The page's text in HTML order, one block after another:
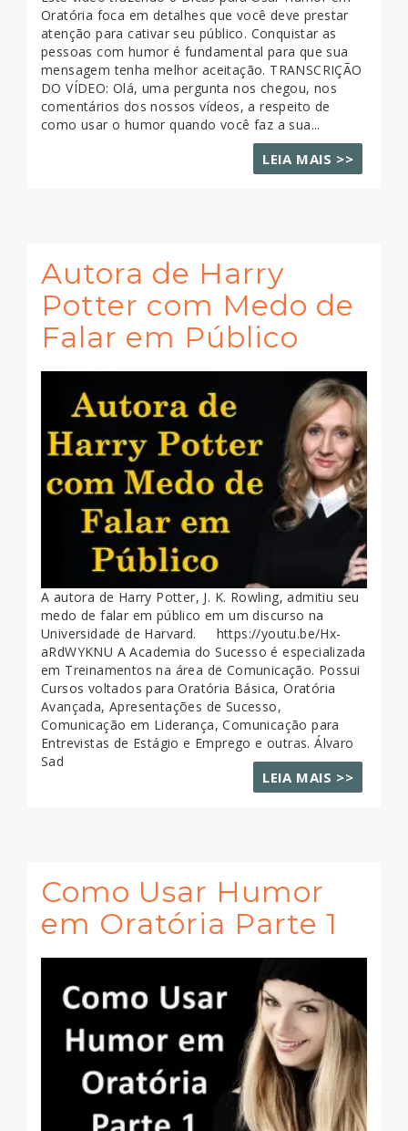
Oratória foca em detalhes que você deve prestar
atenção para cativar seu público. Conquistar as
pessoas com humor é fundamental para que sua
mensagem tenha melhor aceitação. TRANSCRIÇÃO
DO VÍDEO: Olá, uma pergunta nos chegou, nos
comentários dos nossos vídeos, a respeito de
como usar o humor quando você faz a sua...
LEIA MAIS >>
Autora de Harry
Potter com Medo de
Falar em Público
A autora de Harry Potter, J. K. Rowling, admitiu seu
medo de falar em público em um discurso na
Universidade de Harvard. https://youtu.be/Hx-
aRdWYKNU A Academia do Sucesso é especializada
em Treinamentos na área de Comunicação. Possui
Cursos voltados para Oratória Básica, Oratória
Avançada, Apresentações de Sucesso,
Comunicação em Liderança, Comunicação para
Entrevistas de Estágio e Emprego e outras. Álvaro
LEIA MAIS >>
Como Usar Humor
em Oratória Parte 1